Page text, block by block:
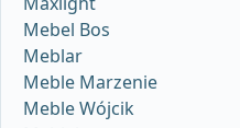
Mebel Bos
Meblar
Meble Marzenie
Meble Wójcik